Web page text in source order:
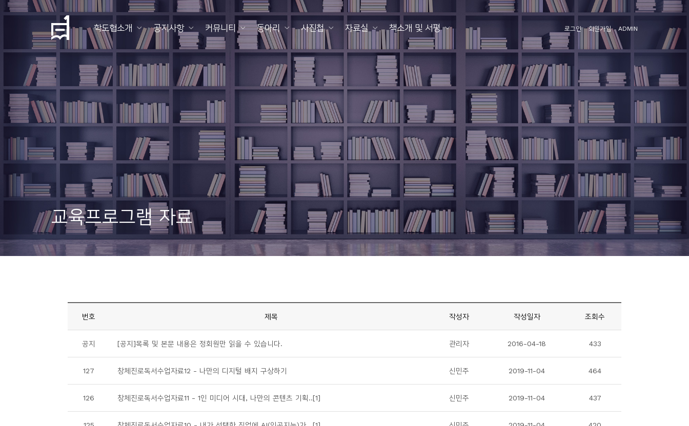
학도협소개 공지사항 커뮤니티 동아리 사진첩 자료실 책소개 및 서평 로그인 회원가입 ADMIN
교육프로그램 자료
번호 제목 작성자 작성일자 조회수
공지 [공지]목록 및 본문 내용은 정회원만 읽을 수 있습니다. 관리자 2016-04-18 433
127 창체진로독서수업자료12 - 나만의 디지털 배지 구상하기 신민주 2019-11-04 464
126 창체진로독서수업자료11 - 1인 미디어 시대, 나만의 콘텐츠 기획..[1] 신민주 2019-11-04 437
협
소
개
니
티